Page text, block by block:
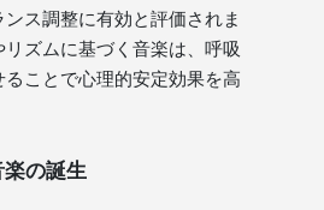
ス調整に有効と評価されま
リズムに基づく音楽は、呼吸
ことで心理的安定効果を高
の誕生